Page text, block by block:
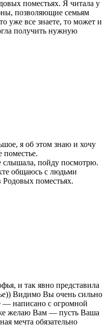
поместьях. Я читала у
позволяющие семьям
уже все знаете, то может и
получить нужную
я об этом знаю и хочу
поместье.
слышала, пойду посмотрю.
общаюсь с людьми
поместьях.
и так явно представила
Видимо Вы очень сильно
— написано с огромной
желаю Вам — пусть Ваша
мечта обязательно